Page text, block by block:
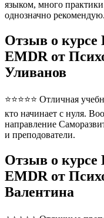
языком, много
однозначно рекомендую.
Отзыв о курсе
EMDR от
Уливанов
⭐⭐⭐⭐⭐ Отличная
кто начинает с нуля.
направление
и преподователи.
Отзыв о курсе
EMDR от
Валентина